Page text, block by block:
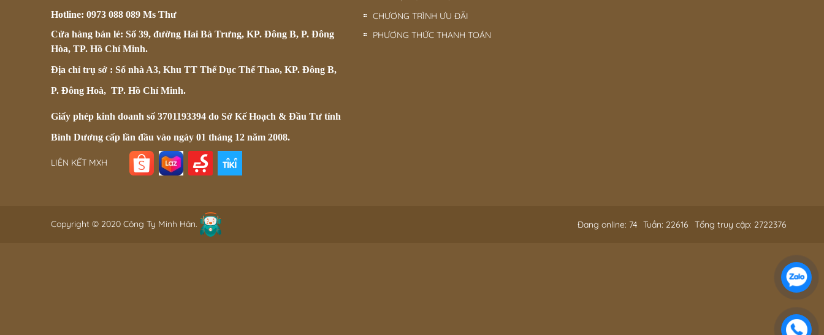
Hotline: 0973 088 089 Ms Thư
Cửa hàng bán lẻ: Số 39, đường Hai Bà Trưng, KP. Đông B, P. Đông
Hòa, TP. Hồ Chí Minh.
Địa chỉ trụ sở : Số nhà A3, Khu TT Thể Dục Thể Thao, KP. Đông B,
P. Đông Hoà, TP. Hồ Chí Minh.
Giấy phép kinh doanh số 3701193394 do Sở Kế Hoạch & Đầu Tư tỉnh
Bình Dương cấp lần đầu vào ngày 01 tháng 12 năm 2008.
LIÊN KẾT MXH
CHƯƠNG TRÌNH ƯU ĐÃI
PHƯƠNG THỨC THANH TOÁN
Copyright © 2020 Công Ty Minh Hân. Đang online: 74 Tuần: 22616 Tổng truy cập: 2722376